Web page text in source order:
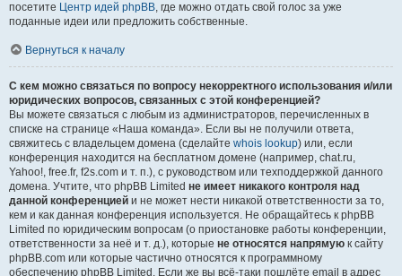
посетите Центр идей phpBB, где можно отдать свой голос за уже
поданные идеи или предложить собственные.
Вернуться к началу
С кем можно связаться по вопросу некорректного использования и/или
юридических вопросов, связанных с этой конференцией?
Вы можете связаться с любым из администраторов, перечисленных в
списке на странице «Наша команда». Если вы не получили ответа,
свяжитесь с владельцем домена (сделайте whois lookup) или, если
конференция находится на бесплатном домене (например, chat.ru,
Yahoo!, free.fr, f2s.com и т. п.), с руководством или техподдержкой данного
домена. Учтите, что phpBB Limited не имеет никакого контроля над
данной конференцией и не может нести никакой ответственности за то,
кем и как данная конференция используется. Не обращайтесь к phpBB
Limited по юридическим вопросам (о приостановке работы конференции,
ответственности за неё и т. д.), которые не относятся напрямую к сайту
phpBB.com или которые частично относятся к программному
обеспечению phpBB Limited. Если же вы всё-таки пошлёте email в адрес